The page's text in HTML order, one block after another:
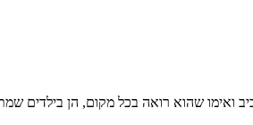
אביב ואימו שהוא רואה בכל מקום, הן